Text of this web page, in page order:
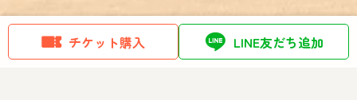
チケット購入 LINE友だち追加